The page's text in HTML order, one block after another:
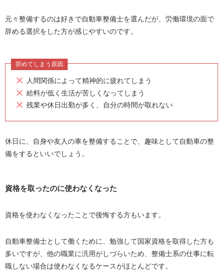
元々整備するのは好きで自動車整備士を選んだが、労働環境の面で
辞める選択をした方が感じやすいのです。
辞めてしまう原因
人間関係によって精神的に疲れてしまう
給料が低く生活が苦しくなってしまう
残業や休日出勤が多く、自分の時間が取れない
休日に、自身や友人の車を整備することで、趣味として自動車の整
備をするといいでしょう。
資格を取ったのに使わなくなった
資格を使わなくなったことで後悔する方もいます。
自動車整備士として働くために、勉強して国家資格を取得した方も
多いですが、他の職業に汎用がしづらいため、整備士系の仕事に転
職しない場合は使わなくなるケースがほとんどです。